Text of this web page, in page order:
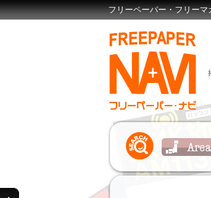
フリーペーパー・フリー